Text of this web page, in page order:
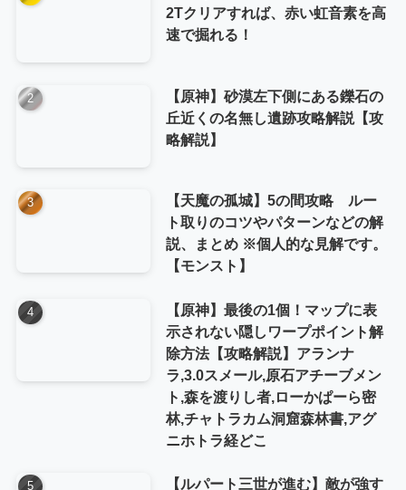
2Tクリアすれば、赤い虹音素を高
速で掘れる！
【原神】砂漠左下側にある鑠石の
丘近くの名無し遺跡攻略解説【攻
略解説】
【天魔の孤城】5の間攻略 ルー
ト取りのコツやパターンなどの解
説、まとめ ※個人的な見解です。
【モンスト】
【原神】最後の1個！マップに表
示されない隠しワープポイント解
除方法【攻略解説】アランナ
ラ,3.0スメール,原石アチーブメン
ト,森を渡りし者,ローかぱーら密
林,チャトラカム洞窟森林書,アグ
ニホトラ経どこ
【ルパート三世が進む】敵が強す